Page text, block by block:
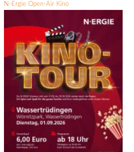
N-Ergie Open-Air Kino